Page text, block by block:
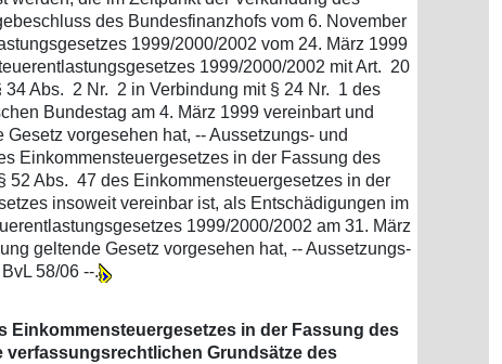
des Bundesfinanzhofs vom 6. November
1999/2000/2002 vom 24. März 1999
1999/2000/2002 mit Art. 20
Abs. 2 Nr. 2 in Verbindung mit § 24 Nr. 1 des
Bundestag am 4. März 1999 vereinbart und
vorgesehen hat, -- Aussetzungs- und
Einkommensteuergesetzes in der Fassung des
52 Abs. 47 des Einkommensteuergesetzes in der
insoweit vereinbar ist, als Entschädigungen im
1999/2000/2002 am 31. März
geltende Gesetz vorgesehen hat, -- Aussetzungs-
58/06 --.
Einkommensteuergesetzes in der Fassung des
verfassungsrechtlichen Grundsätze des